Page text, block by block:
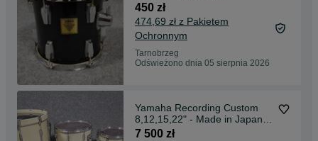
450 zł
474,69 zł z Pakietem
Ochronnym
Tarnobrzeg
Odświeżono dnia 05 sierpnia 2026
Yamaha Recording Custom
8,12,15,22" - Made in Japan -
Perkusja
7 500 zł